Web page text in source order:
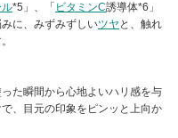
ル*5」、「 ビタミンC誘導体*6」
に、みずみずしいツヤ と、触れ
た瞬間から心地よいハリ感を与
、目元の印象をピンッと上向か